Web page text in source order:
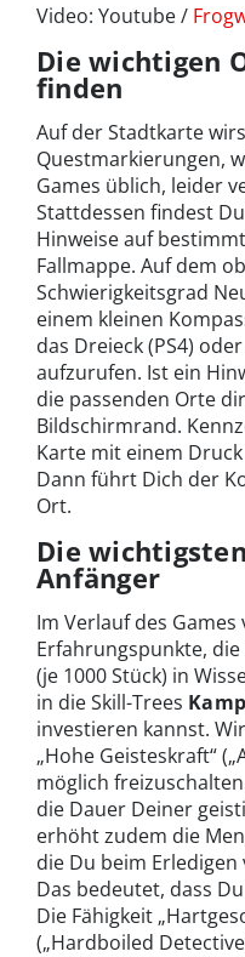
Video: Youtube /
Die wichtigen
finden
Auf der Stadtkarte
Questmarkierungen,
Games üblich, leider
Stattdessen findest
Hinweise auf
Fallmappe. Auf dem
Schwierigkeitsgrad
einem kleinen
das Dreieck (PS4)
aufzurufen. Ist ein
die passenden Orte
Bildschirmrand.
Karte mit einem Druck
Dann führt Dich der
Ort.
Die
Anfänger
Im Verlauf des
Erfahrungspunkte,
(je 1000 Stück) in
in die Skill-Trees
investieren kannst.
„Hohe Geisteskraft“
möglich
die Dauer Deiner
erhöht zudem die
die Du beim
Das bedeutet, dass
Die Fähigkeit
(„Hardboiled